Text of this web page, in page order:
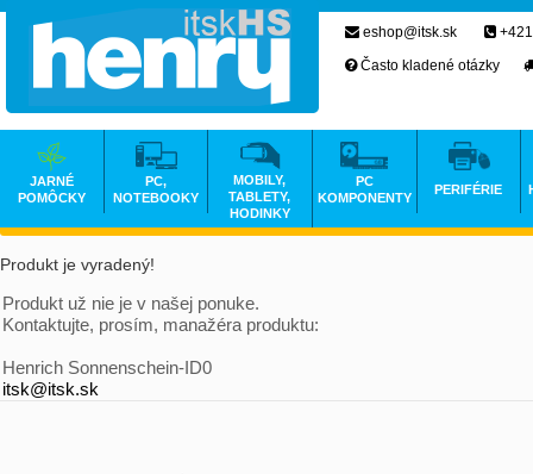
Produkt je vyradený!
Produkt už nie je v našej ponuke.
Kontaktujte, prosím, manažéra produktu:
Henrich Sonnenschein-ID0
itsk@itsk.sk
eshop@itsk.sk
Často kladené otázky
JARNÉ
POMÔCKY
PC,
NOTEBOOKY
MOBILY,
TABLETY,
HODINKY
PC
KOMPONENTY
PERIFÉRIE